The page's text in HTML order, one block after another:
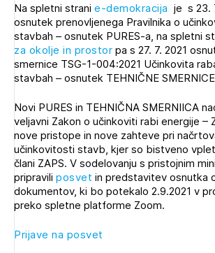
PRIJAVITE SE
POZABLJENO GESLO
REGISTRIRAJTE SE
Na spletni strani e-demokracija je s 23.
osnutek prenovljenega Pravilnika o
stavbah – osnutek PURES-a, na spletni
za okolje in prostorpa s 27. 7. 2021
smernice TSG-1-004:2021 Učinkovita
stavbah – osnutek TEHNIČNE
Novi PURES in TEHNIČNA SMERNIICA
veljavni Zakon o učinkoviti rabi energije –
nove pristope in nove zahteve pri
učinkovitosti stavb, kjer so bistveno
člani ZAPS. V sodelovanju s pristojnim
pripravili posvet in predstavitev osnutka
dokumentov, ki bo potekalo 2.9.2021 v
preko spletne platforme Zoom.
Prijave na posvet
Mesečni novičnik
Novičnik izobraževanj
Novičnik natečajev
Tedenski novičnik javnih naročil
Dnevne medijske objave
NAPREJ